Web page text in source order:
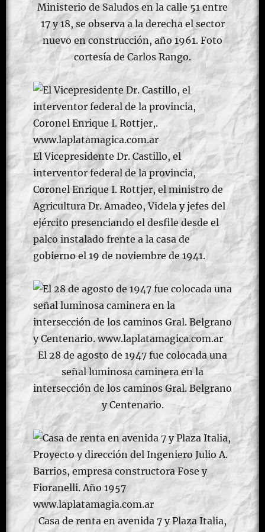
Ministerio de Saludos en la calle 51 entre
17 y 18, se observa a la derecha el sector
nuevo en construcción, año 1961. Foto
cortesía de Carlos Rango.
El Vicepresidente Dr. Castillo, el
interventor federal de la provincia,
Coronel Enrique I. Rottjer, el ministro de
Agricultura Dr. Amadeo, Videla y jefes del
ejército presenciando el desfile desde el
palco instalado frente a la casa de
gobierno el 19 de noviembre de 1941.
El 28 de agosto de 1947 fue colocada una
señal luminosa caminera en la
intersección de los caminos Gral. Belgrano
y Centenario.
Casa de renta en avenida 7 y Plaza Italia,